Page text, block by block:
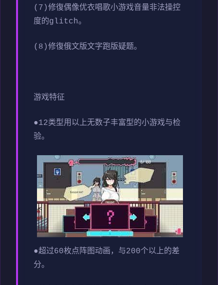
(7)修復偶像优衣唱歌小游戏音量非法操控
度的glitch。
(8)修復俄文版文字跑版疑题。
游戏特征
●12类型用以上无数子丰富型的小游戏与检
验。
●超过60枚点阵图动画，与200个以上的差
分。